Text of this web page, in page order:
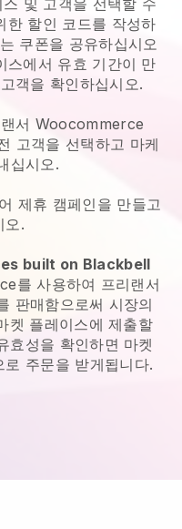
및 고객을 선택할 수
한 할인 코드를 작성하
쿠폰을 공유하십시오
스에서 유효 기간이 만
객을 확인하십시오.
서 Woocommerce
고객을 선택하고 마케
십시오.
제휴 캠페인을 만들고
오.
built on Blackbell
를 사용하여 프리랜서
판매함으로써 시장의
켓 플레이스에 제출할
효성을 확인하면 마켓
주문을 받게됩니다.